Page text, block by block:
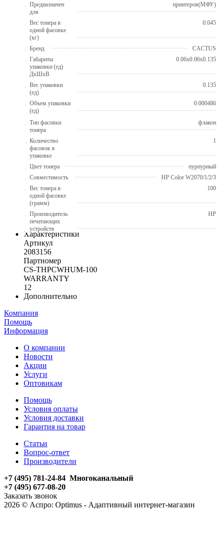
Предназначен
для
принтеров(МФУ)
Вес тонера в
одной фасовке
(кг)
0.045
Бренд
CACTUS
Габариты
упаковки (ед)
ДхШхВ
0.06x0.06x0.135
Вес упаковки
(ед)
0.135
Объем упаковки
(ед)
0.000486
Тип фасовки
тонера
флакон
Количество
фасовок в
упаковке
1
Цвет тонера
пурпурный
Совместимость
HP Color W2070/1/2/3
Вес тонера в
одной фасовке
(грамм)
100
Производитель
печатающих
устройств
HP
Характеристики
Артикул
2083156
Партномер
CS-THPCWHUM-100
WARRANTY
12
Дополнительно
Компания
Помощь
Информация
О компании
Новости
Акции
Услуги
Оптовикам
Помощь
Условия оплаты
Условия доставки
Гарантия на товар
Статьи
Вопрос-ответ
Производители
+7 (495) 781-24-84 Многоканальный
+7 (495) 677-08-20
Заказать звонок
2026 © Аспро: Optimus - Адаптивный интернет-магазин